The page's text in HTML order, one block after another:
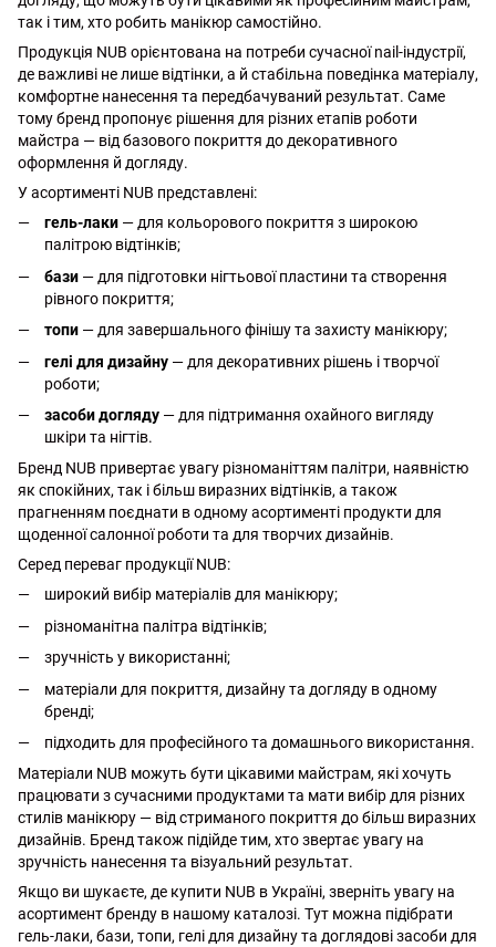
так і тим, хто робить манікюр самостійно.
Продукція NUB орієнтована на потреби сучасної nail-індустрії,
де важливі не лише відтінки, а й стабільна поведінка матеріалу,
комфортне нанесення та передбачуваний результат. Саме
тому бренд пропонує рішення для різних етапів роботи
майстра — від базового покриття до декоративного
оформлення й догляду.
У асортименті NUB представлені:
гель-лаки — для кольорового покриття з широкою
палітрою відтінків;
бази — для підготовки нігтьової пластини та створення
рівного покриття;
топи — для завершального фінішу та захисту манікюру;
гелі для дизайну — для декоративних рішень і творчої
роботи;
засоби догляду — для підтримання охайного вигляду
шкіри та нігтів.
Бренд NUB привертає увагу різноманіттям палітри, наявністю
як спокійних, так і більш виразних відтінків, а також
прагненням поєднати в одному асортименті продукти для
щоденної салонної роботи та для творчих дизайнів.
Серед переваг продукції NUB:
широкий вибір матеріалів для манікюру;
різноманітна палітра відтінків;
зручність у використанні;
матеріали для покриття, дизайну та догляду в одному
бренді;
підходить для професійного та домашнього використання.
Матеріали NUB можуть бути цікавими майстрам, які хочуть
працювати з сучасними продуктами та мати вибір для різних
стилів манікюру — від стриманого покриття до більш виразних
дизайнів. Бренд також підійде тим, хто звертає увагу на
зручність нанесення та візуальний результат.
Якщо ви шукаєте, де купити NUB в Україні, зверніть увагу на
асортимент бренду в нашому каталозі. Тут можна підібрати
гель-лаки, бази, топи, гелі для дизайну та доглядові засоби для